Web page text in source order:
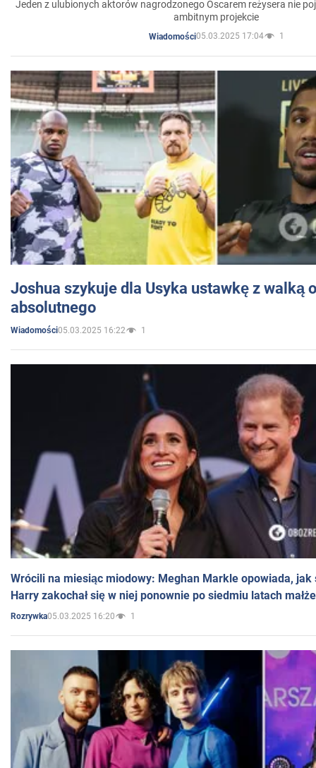
Jeden z ulubionych aktorów nagrodzonego Oscarem reżysera nie
ambitnym projekcie
Wiadomości05.03.2025 17:04 1
Joshua szykuje dla Usyka ustawkę z walką
absolutnego
Wiadomości05.03.2025 16:22 1
Wrócili na miesiąc miodowy: Meghan Markle opowiada, jak
Harry zakochał się w niej ponownie po siedmiu latach
Rozrywka05.03.2025 16:20 1